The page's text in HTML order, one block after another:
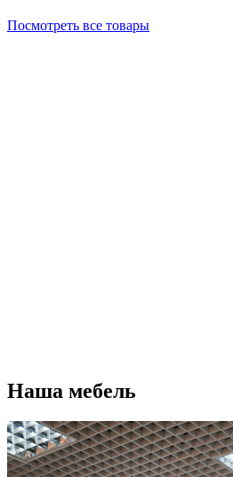
Посмотреть все товары
Наша мебель